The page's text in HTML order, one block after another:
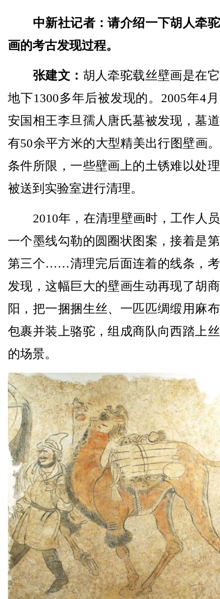
中新社记者：请介绍一下胡人牵
画的考古发现过程。
张建文： 胡人牵驼载丝壁画是在
地下1300多年后被发现的。2005年4
安国相王李旦孺人唐氏墓被发现，墓
有50余平方米的大型精美出行图壁画
条件所限，一些壁画上的土锈难以处
被送到实验室进行清理。
2010年，在清理壁画时，工作人
一个墨线勾勒的圆圈状图案，接着是
第三个……清理完后面连着的线条，
发现，这幅巨大的壁画生动再现了胡
阳，把一捆捆生丝、一匹匹绸缎用麻
包裹并装上骆驼，组成商队向西踏上
的场景。